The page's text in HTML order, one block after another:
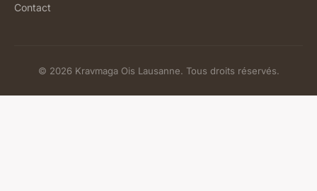
Contact
© 2026 Kravmaga Ois Lausanne. Tous droits réservés.